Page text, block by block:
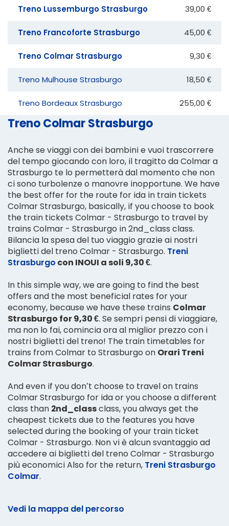
Treno Lussemburgo Strasburgo 39,00 €
Treno Francoforte Strasburgo 45,00 €
Treno Colmar Strasburgo 9,30 €
Treno Mulhouse Strasburgo 18,50 €
Treno Bordeaux Strasburgo 255,00 €
Treno Colmar Strasburgo
Anche se viaggi con dei bambini e vuoi trascorrere
del tempo giocando con loro, il tragitto da Colmar a
Strasburgo te lo permetterà dal momento che non
ci sono turbolenze o manovre inopportune. We have
the best offer for the route for ida in train tickets
Colmar Strasburgo, basically, if you choose to book
the train tickets Colmar - Strasburgo to travel by
trains Colmar - Strasburgo in 2nd_class class.
Bilancia la spesa del tuo viaggio grazie ai nostri
biglietti del treno Colmar - Strasburgo. Treni
Strasburgo con INOUI a soli 9,30 €.
In this simple way, we are going to find the best
offers and the most beneficial rates for your
economy, because we have these trains Colmar
Strasburgo for 9,30 €. Se sempri pensi di viaggiare,
ma non lo fai, comincia ora al miglior prezzo con i
nostri biglietti del treno! The train timetables for
trains from Colmar to Strasburgo on Orari Treni
Colmar Strasburgo.
And even if you don’t choose to travel on trains
Colmar Strasburgo for ida or you choose a different
class than 2nd_classclass, you always get the
cheapest tickets due to the features you have
selected during the booking of your train ticket
Colmar - Strasburgo. Non vi è alcun svantaggio ad
accedere ai biglietti del treno Colmar - Strasburgo
più economici Also for the return, Treni Strasburgo
Colmar.
Vedi la mappa del percorso